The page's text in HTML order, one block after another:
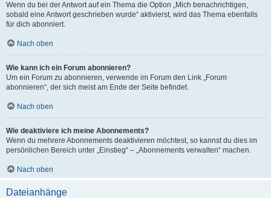
Wenn du bei der Antwort auf ein Thema die Option „Mich benachrichtigen,
sobald eine Antwort geschrieben wurde“ aktivierst, wird das Thema ebenfalls
für dich abonniert.
Nach oben
Wie kann ich ein Forum abonnieren?
Um ein Forum zu abonnieren, verwende im Forum den Link „Forum
abonnieren“, der sich meist am Ende der Seite befindet.
Nach oben
Wie deaktiviere ich meine Abonnements?
Wenn du mehrere Abonnements deaktivieren möchtest, so kannst du dies im
persönlichen Bereich unter „Einstieg“ – „Abonnements verwalten“ machen.
Nach oben
Dateianhänge